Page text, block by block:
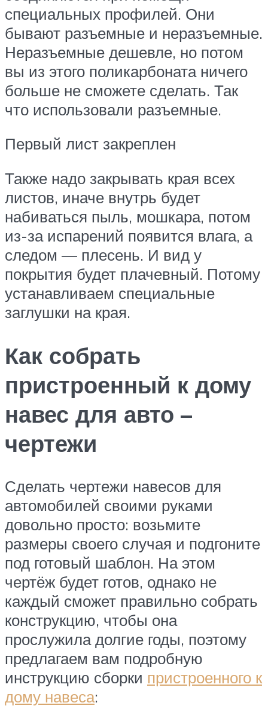
специальных профилей. Они
бывают разъемные и неразъемные.
Неразъемные дешевле, но потом
вы из этого поликарбоната ничего
больше не сможете сделать. Так
что использовали разъемные.
Первый лист закреплен
Также надо закрывать края всех
листов, иначе внутрь будет
набиваться пыль, мошкара, потом
из-за испарений появится влага, а
следом — плесень. И вид у
покрытия будет плачевный. Потому
устанавливаем специальные
заглушки на края.
Как собрать
пристроенный к дому
навес для авто –
чертежи
Сделать чертежи навесов для
автомобилей своими руками
довольно просто: возьмите
размеры своего случая и подгоните
под готовый шаблон. На этом
чертёж будет готов, однако не
каждый сможет правильно собрать
конструкцию, чтобы она
прослужила долгие годы, поэтому
предлагаем вам подробную
инструкцию сборки пристроенного к
дому навеса: